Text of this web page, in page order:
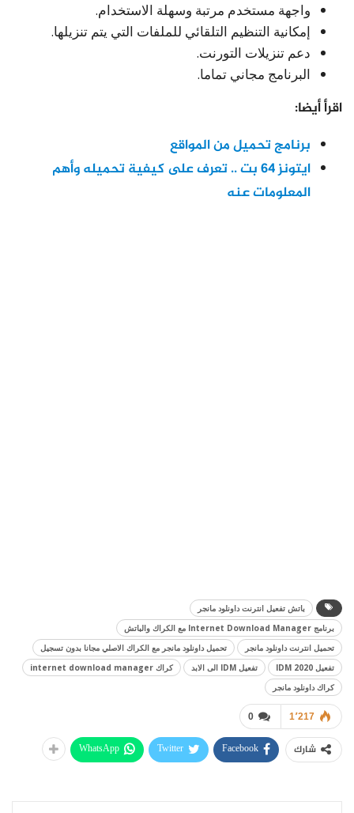
واجهة مستخدم مرتبة وسهلة الاستخدام.
إمكانية التنظيم التلقائي للملفات التي يتم تنزيلها.
دعم تنزيلات التورنت.
البرنامج مجاني تماما.
اقرأ أيضا:
برنامج تحميل من المواقع
ايتونز 64 بت .. تعرف على كيفية تحميله وأهم
المعلومات عنه
باتش تفعيل انترنت داونلود مانجر
برنامج Internet Download Manager مع الكراك والباتش
تحميل انترنت داونلود مانجر
تحميل داونلود مانجر مع الكراك الاصلي مجانا بدون تسجيل
تفعيل IDM 2020
تفعيل IDM الى الابد
كراك internet download manager
كراك داونلود مانجر
0 1٬217
شارك Facebook
Twitter
WhatsApp